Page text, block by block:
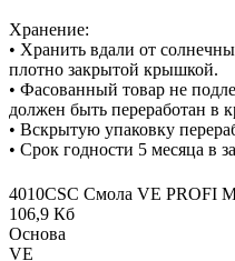
Хранение:
• Хранить вдали от
плотно закрытой крышкой.
• Фасованный товар не
должен быть переработан в
• Вскрытую упаковку
• Срок годности 5 месяца в
4010CSC Смола VE PROFI
106,9 Кб
Основа
VE